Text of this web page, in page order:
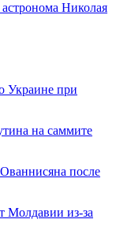
Николая
Украине при
на саммите
Ованнисяна после
Молдавии из-за